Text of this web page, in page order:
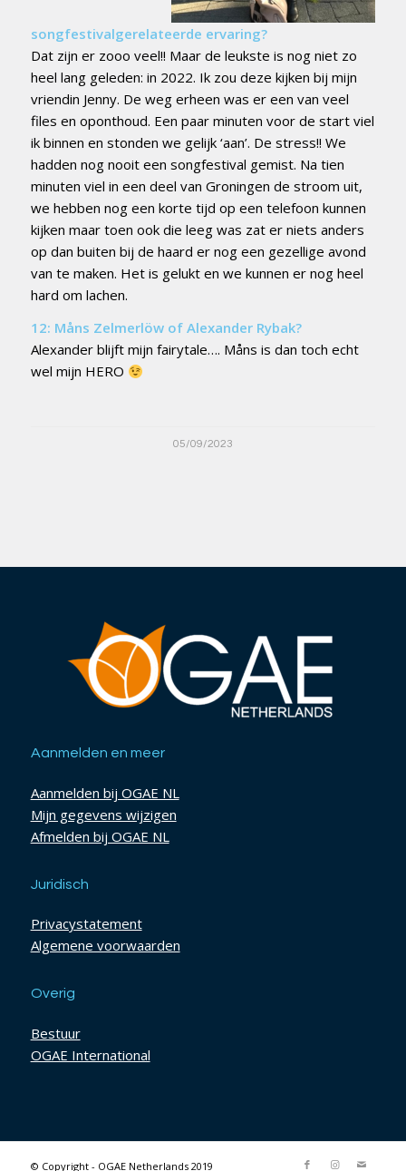
songfestivalgerelateerde ervaring?
Dat zijn er zooo veel!! Maar de leukste is nog niet zo
heel lang geleden: in 2022. Ik zou deze kijken bij mijn
vriendin Jenny. De weg erheen was er een van veel
files en oponthoud. Een paar minuten voor de start viel
ik binnen en stonden we gelijk ‘aan’. De stress!! We
hadden nog nooit een songfestival gemist. Na tien
minuten viel in een deel van Groningen de stroom uit,
we hebben nog een korte tijd op een telefoon kunnen
kijken maar toen ook die leeg was zat er niets anders
op dan buiten bij de haard er nog een gezellige avond
van te maken. Het is gelukt en we kunnen er nog heel
hard om lachen.
12: Måns Zelmerlöw of Alexander Rybak?
Alexander blijft mijn fairytale…. Måns is dan toch echt
wel mijn HERO
05/09/2023
Aanmelden en meer
Aanmelden bij OGAE NL
Mijn gegevens wijzigen
Afmelden bij OGAE NL
Juridisch
Privacystatement
Algemene voorwaarden
Overig
Bestuur
OGAE International
© Copyright - OGAE Netherlands 2019